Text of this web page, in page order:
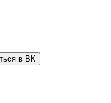
в ВК